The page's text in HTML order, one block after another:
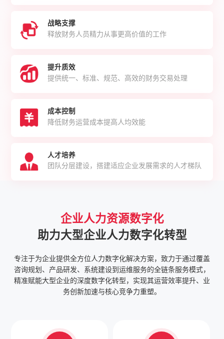
战略支撑
释放财务人员精力从事更高价值的工作
提升质效
提供统一、标准、规范、高效的财务交易处理
成本控制
降低财务运营成本提高人均效能
人才培养
团队分层建设，搭建适应企业发展需求的人才梯队
企业人力资源数字化
助力大型企业人力数字化转型
专注于为企业提供全方位人力数字化解决方案，致力于通过覆盖
咨询规划、产品研发、系统建设到运维服务的全链条服务模式，
精准赋能大型企业的深度数字化转型，实现其运营效率提升、业
务创新加速与核心竞争力重塑。